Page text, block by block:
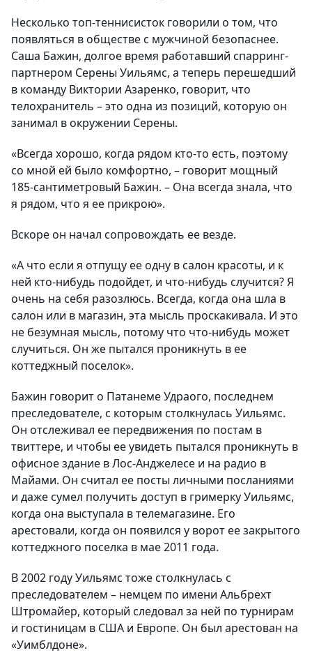
Несколько топ-теннисисток говорили о том, что
появляться в обществе с мужчиной безопаснее.
Саша Бажин, долгое время работавший спарринг-
партнером Серены Уильямс, а теперь перешедший
в команду Виктории Азаренко, говорит, что
телохранитель – это одна из позиций, которую он
занимал в окружении Серены.
«Всегда хорошо, когда рядом кто-то есть, поэтому
со мной ей было комфортно, – говорит мощный
185-сантиметровый Бажин. – Она всегда знала, что
я рядом, что я ее прикрою».
Вскоре он начал сопровождать ее везде.
«А что если я отпущу ее одну в салон красоты, и к
ней кто-нибудь подойдет, и что-нибудь случится? Я
очень на себя разозлюсь. Всегда, когда она шла в
салон или в магазин, эта мысль проскакивала. И это
не безумная мысль, потому что что-нибудь может
случиться. Он же пытался проникнуть в ее
коттеджный поселок».
Бажин говорит о Патанеме Удраого, последнем
преследователе, с которым столкнулась Уильямс.
Он отслеживал ее передвижения по постам в
твиттере, и чтобы ее увидеть пытался проникнуть в
офисное здание в Лос-Анджелесе и на радио в
Майами. Он считал ее посты личными посланиями
и даже сумел получить доступ в гримерку Уильямс,
когда она выступала в телемагазине. Его
арестовали, когда он появился у ворот ее закрытого
коттеджного поселка в мае 2011 года.
В 2002 году Уильямс тоже столкнулась с
преследователем – немцем по имени Альбрехт
Штромайер, который следовал за ней по турнирам
и гостиницам в США и Европе. Он был арестован на
«Уимблдоне».